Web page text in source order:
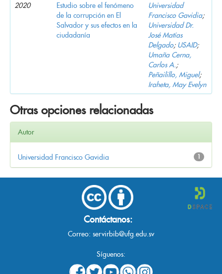
2020
Estudio sobre el fenómeno
de la corrupción en El
Salvador y sus efectos en la
ciudadanía
Universidad
Francisco Gavidia;
Universidad Dr.
José Matías
Delgado; USAID;
Umaña Cerna,
Carlos A.;
Peñailillo, Miguel;
Iraheta, May Evelyn
Otras opciones relacionadas
Autor
1
Universidad Francisco Gavidia
Contáctanos:
Correo: servirbib@ufg.edu.sv
Síguenos: